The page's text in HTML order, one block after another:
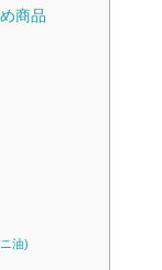
商品
油)